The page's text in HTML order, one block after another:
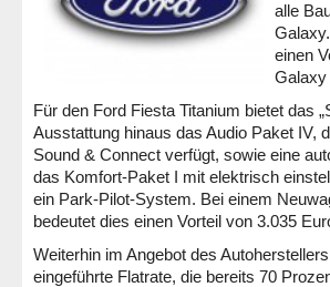
alle
einen
Galaxy
Für den Ford Fiesta Titanium bietet das
Ausstattung hinaus das Audio Paket IV,
Sound & Connect verfügt, sowie eine
das Komfort-Paket I mit elektrisch
ein Park-Pilot-System. Bei einem
bedeutet dies einen Vorteil von 3.035
Weiterhin im Angebot des
eingeführte Flatrate, die bereits 70